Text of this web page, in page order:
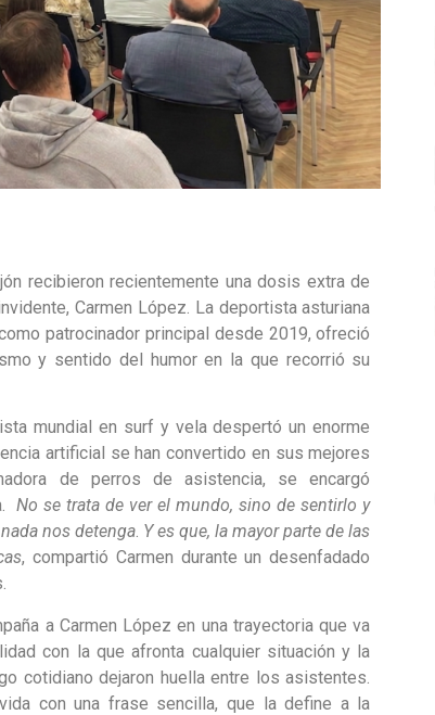
recibieron recientemente una dosis extra de
Carmen López. La deportista asturiana
patrocinador principal desde 2019, ofreció
y sentido del humor en la que recorrió su
mundial en surf y vela despertó un enorme
artificial se han convertido en sus mejores
de perros de asistencia, se encargó
No se trata de ver el mundo, sino de sentirlo y
nos detenga. Y es que, la mayor parte de las
, compartió Carmen durante un desenfadado
a Carmen López en una trayectoria que va
con la que afronta cualquier situación y la
cotidiano dejaron huella entre los asistentes.
con una frase sencilla, que la define a la